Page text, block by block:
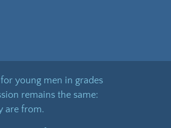
young men in grades
remains the same:
are from.